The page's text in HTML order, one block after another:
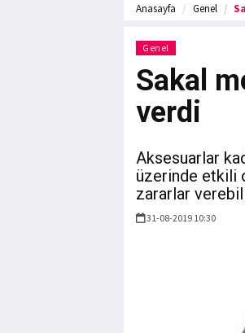
Anasayfa Genel
Genel
Sakal
verdi
Aksesuarlar
üzerinde etkili
zararlar
31-08-2019 10:30